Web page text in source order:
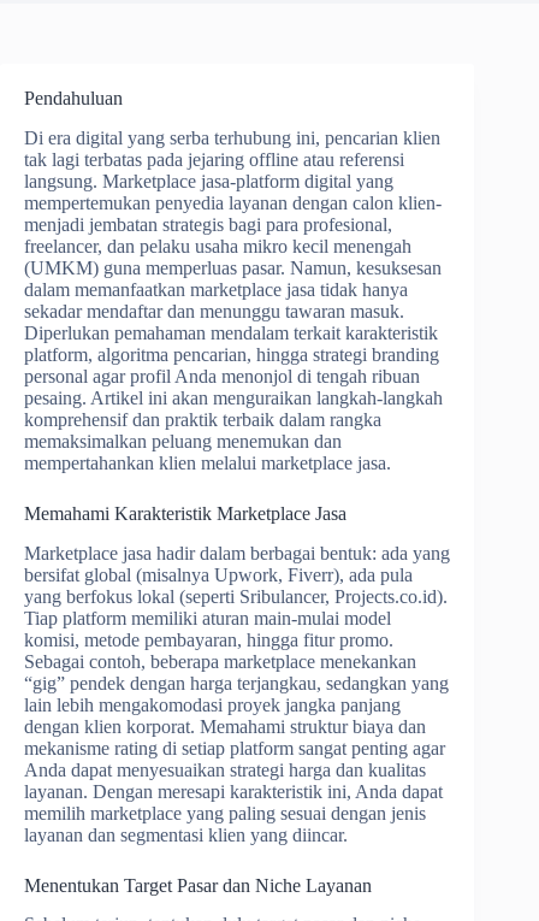
Pendahuluan
Di era digital yang serba terhubung ini, pencarian klien
tak lagi terbatas pada jejaring offline atau referensi
langsung. Marketplace jasa-platform digital yang
mempertemukan penyedia layanan dengan calon klien-
menjadi jembatan strategis bagi para profesional,
freelancer, dan pelaku usaha mikro kecil menengah
(UMKM) guna memperluas pasar. Namun, kesuksesan
dalam memanfaatkan marketplace jasa tidak hanya
sekadar mendaftar dan menunggu tawaran masuk.
Diperlukan pemahaman mendalam terkait karakteristik
platform, algoritma pencarian, hingga strategi branding
personal agar profil Anda menonjol di tengah ribuan
pesaing. Artikel ini akan menguraikan langkah-langkah
komprehensif dan praktik terbaik dalam rangka
memaksimalkan peluang menemukan dan
mempertahankan klien melalui marketplace jasa.
Memahami Karakteristik Marketplace Jasa
Marketplace jasa hadir dalam berbagai bentuk: ada yang
bersifat global (misalnya Upwork, Fiverr), ada pula
yang berfokus lokal (seperti Sribulancer, Projects.co.id).
Tiap platform memiliki aturan main-mulai model
komisi, metode pembayaran, hingga fitur promo.
Sebagai contoh, beberapa marketplace menekankan
“gig” pendek dengan harga terjangkau, sedangkan yang
lain lebih mengakomodasi proyek jangka panjang
dengan klien korporat. Memahami struktur biaya dan
mekanisme rating di setiap platform sangat penting agar
Anda dapat menyesuaikan strategi harga dan kualitas
layanan. Dengan meresapi karakteristik ini, Anda dapat
memilih marketplace yang paling sesuai dengan jenis
layanan dan segmentasi klien yang diincar.
Menentukan Target Pasar dan Niche Layanan